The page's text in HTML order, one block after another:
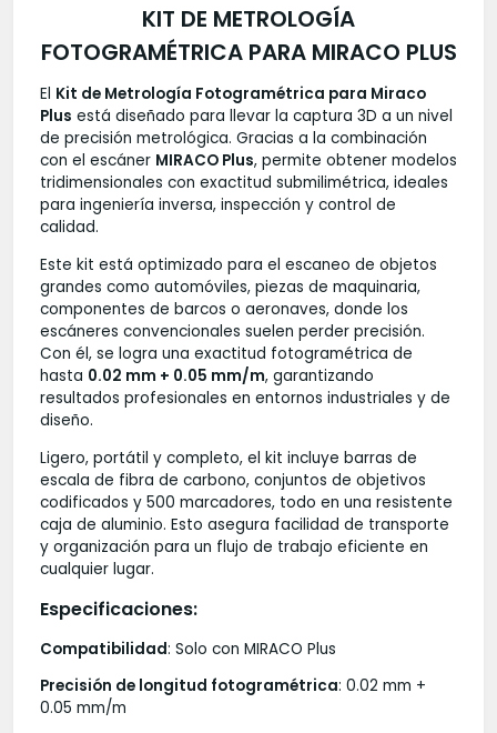
KIT DE METROLOGÍA
FOTOGRAMÉTRICA PARA MIRACO PLUS
El Kit de Metrología Fotogramétrica para Miraco
Plus está diseñado para llevar la captura 3D a un nivel
de precisión metrológica. Gracias a la combinación
con el escáner MIRACO Plus, permite obtener modelos
tridimensionales con exactitud submilimétrica, ideales
para ingeniería inversa, inspección y control de
calidad.
Este kit está optimizado para el escaneo de objetos
grandes como automóviles, piezas de maquinaria,
componentes de barcos o aeronaves, donde los
escáneres convencionales suelen perder precisión.
Con él, se logra una exactitud fotogramétrica de
hasta 0.02 mm + 0.05 mm/m, garantizando
resultados profesionales en entornos industriales y de
diseño.
Ligero, portátil y completo, el kit incluye barras de
escala de fibra de carbono, conjuntos de objetivos
codificados y 500 marcadores, todo en una resistente
caja de aluminio. Esto asegura facilidad de transporte
y organización para un flujo de trabajo eficiente en
cualquier lugar.
Especificaciones:
Compatibilidad: Solo con MIRACO Plus
Precisión de longitud fotogramétrica: 0.02 mm +
0.05 mm/m